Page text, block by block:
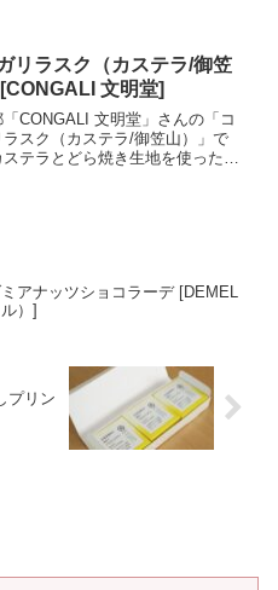
前「松崎さんちの海...＜続きを読
リラスク（カステラ/御笠
文明堂]
CONGALI 文明堂」さんの「コ
ラスク（カステラ/御笠山）」で
テラとどら焼き生地を使ったラ
アナッツショコラーデ [DEMEL
ル）]
プリン